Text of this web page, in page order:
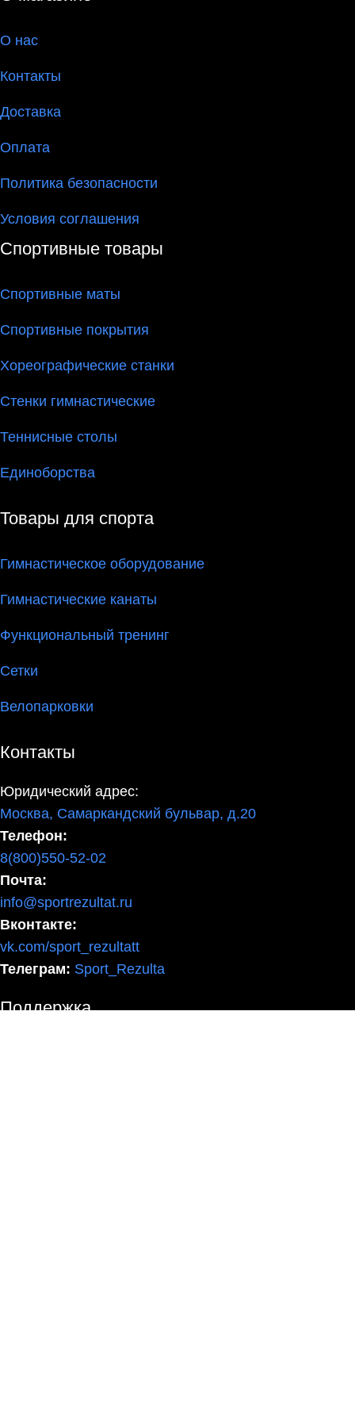
О нас
Контакты
Доставка
Оплата
Политика безопасности
Условия соглашения
Спортивные товары
Спортивные маты
Спортивные покрытия
Хореографические станки
Стенки гимнастические
Теннисные столы
Единоборства
Товары для спорта
Гимнастическое оборудование
Гимнастические канаты
Функциональный тренинг
Сетки
Велопарковки
Контакты
Юридический адрес:
Москва, Самаркандский бульвар, д.20
Телефон:
8(800)550-52-02
Почта:
info@sportrezultat.ru
Вконтакте:
vk.com/sport_rezultatt
Телеграм: Sport_Rezulta
Поддержка